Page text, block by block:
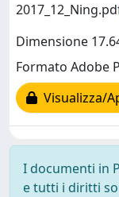
Dimensione
Formato Adobe
Visualizza/
I documenti in
e tutti i diritti